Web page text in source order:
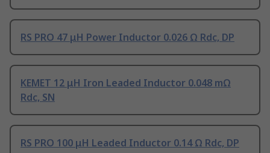
RS PRO 47 μH Power Inductor 0.026 Ω Rdc, DP
KEMET 12 μH Iron Leaded Inductor 0.048 mΩ
Rdc, SN
RS PRO 100 μH Leaded Inductor 0.14 Ω Rdc, DP